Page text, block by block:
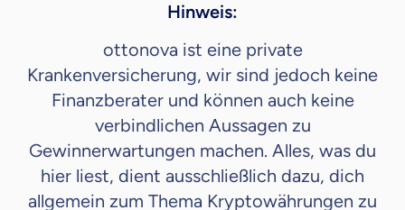
Hinweis:
ottonova ist eine private
Krankenversicherung, wir sind jedoch keine
Finanzberater und können auch keine
verbindlichen Aussagen zu
Gewinnerwartungen machen. Alles, was du
hier liest, dient ausschließlich dazu, dich
allgemein zum Thema Kryptowährungen zu